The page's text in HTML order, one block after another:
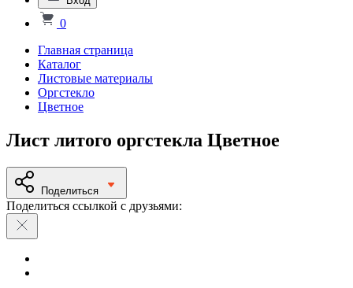
0
Главная страница
Каталог
Листовые материалы
Оргстекло
Цветное
Лист литого оргстекла Цветное
Поделиться
Поделиться ссылкой с друзьями: